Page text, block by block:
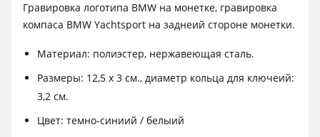
Гравировка логотипа BMW на монетке, гравировка
компаса BMW Yachtsport на заднеий стороне монетки.
Материал: полиэстер, нержавеющая сталь.
Размеры: 12,5 х 3 см., диаметр кольца для ключеий:
3,2 см.
Цвет: темно-синиий / белыий